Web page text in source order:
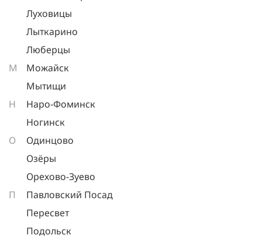
Луховицы
Лыткарино
Люберцы
М
Можайск
Мытищи
Н
Наро-Фоминск
Ногинск
О
Одинцово
Озёры
Орехово-Зуево
П
Павловский Посад
Пересвет
Подольск